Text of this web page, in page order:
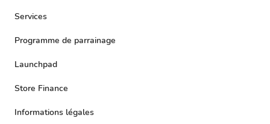
Services
Programme de parrainage
Launchpad
Store Finance
Informations légales